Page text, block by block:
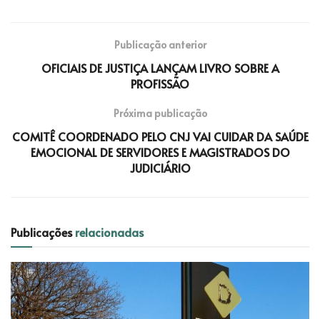
Publicação anterior
OFICIAIS DE JUSTIÇA LANÇAM LIVRO SOBRE A
PROFISSÃO
Próxima publicação
COMITÊ COORDENADO PELO CNJ VAI CUIDAR DA SAÚDE
EMOCIONAL DE SERVIDORES E MAGISTRADOS DO
JUDICIÁRIO
Publicaçõesrelacionadas